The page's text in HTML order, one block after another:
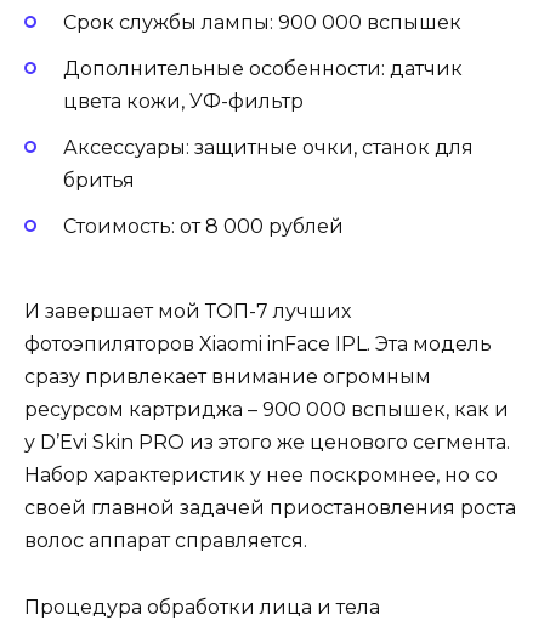
Срок службы лампы: 900 000 вспышек
Дополнительные особенности: датчик
цвета кожи, УФ-фильтр
Аксессуары: защитные очки, станок для
бритья
Стоимость: от 8 000 рублей
И завершает мой ТОП-7 лучших
фотоэпиляторов Xiaomi inFace IPL. Эта модель
сразу привлекает внимание огромным
ресурсом картриджа – 900 000 вспышек, как и
у D’Evi Skin PRO из этого же ценового сегмента.
Набор характеристик у нее поскромнее, но со
своей главной задачей приостановления роста
волос аппарат справляется.
Процедура обработки лица и тела